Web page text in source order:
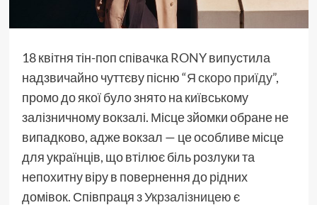
18 квітня тін-поп співачка RONYвипустила
надзвичайно чуттєву пісню “Я скоро приїду”,
промо до якої було знято на київському
залізничному вокзалі. Місце зйомки обране не
випадково, адже вокзал — це особливе місце
для українців, що втілює біль розлуки та
непохитну віру в повернення до рідних
домівок. Співпраця зУкрзалізницеює